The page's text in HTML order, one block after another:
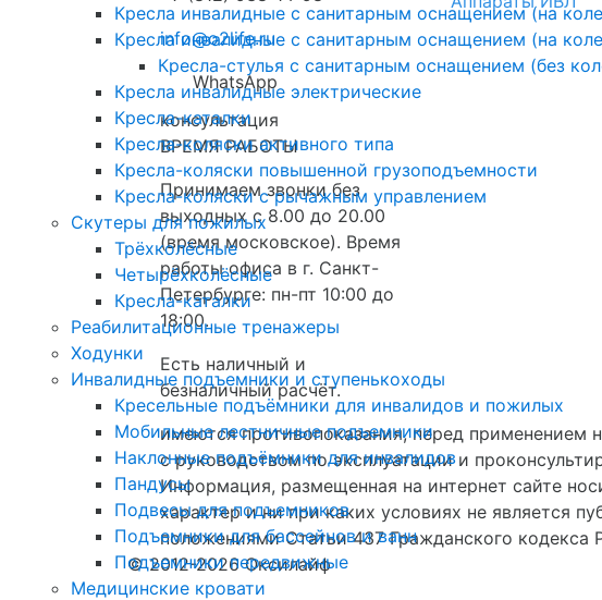
Кресла инвалидные с санитарным оснащением (на
Кресла инвалидные с санитарным оснащением (на
Кресла-стулья с санитарным оснащением (без
Кресла инвалидные электрические
Кресла-каталки
Кресла-коляски активного типа
Кресла-коляски повышенной грузоподъемности
Кресла-коляски с рычажным управлением
Скутеры для пожилых
Трёхколёсные
Четырёхколёсные
Кресла-каталки
Реабилитационные тренажеры
Ходунки
Инвалидные подъемники и ступенькоходы
Кресельные подъёмники для инвалидов и пожилых
Мобильные лестничные подъемники
Наклонные подъёмники для инвалидов
Пандусы
Подвесы для подъемников
Подъемники для бассейнов и ванн
Подъемники передвижные
Медицинские кровати
info@o2life.ru
WhatsApp
консультация
ВРЕМЯ РАБОТЫ
Принимаем звонки без
выходных с 8.00 до 20.00
(время московское). Время
работы офиса в г. Санкт-
Петербурге: пн-пт 10:00 до
18:00.
Есть наличный и
безналичный расчёт.
имеются противопоказания, перед применением
с руководством по эксплуатации и
Информация, размещенная на интернет сайте
характер и ни при каких условиях не является
положениями Статьи 437 Гражданского кодекса
© 2012-2026 Оксилайф